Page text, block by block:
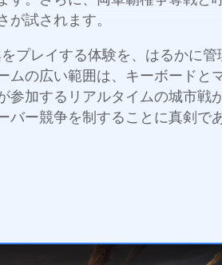
試されます。
プレイする体験を、はるかに
ムの広い範囲は、キーボード
参加するリアルタイムの城市
ー競争を制することに真剣で